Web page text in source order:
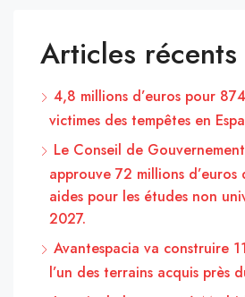
Articles récents
4,8 millions d’euros pour
victimes des tempêtes en
Le Conseil de
approuve 72 millions d’euros
aides pour les études non
2027.
Avantespacia va construire
l’un des terrains acquis près